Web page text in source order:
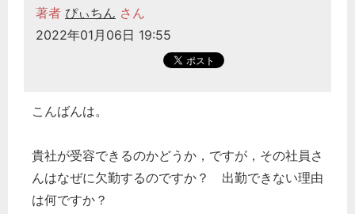
著者 ぴぃちん さん
2022年01月06日 19:55
こんばんは。
貴社が受容できるのかどうか，ですが，その社員さ
んはなぜに欠勤するのですか？ 出勤できない理由
は何ですか？